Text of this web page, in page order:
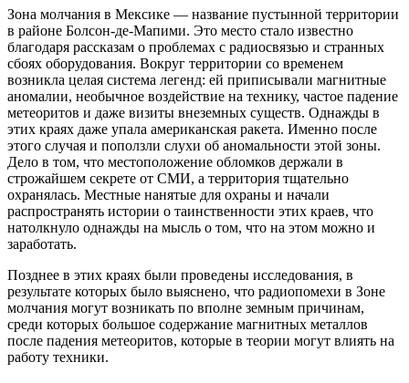
Зона молчания в Мексике — название пустынной территории
в районе Болсон-де-Мапими. Это место стало известно
благодаря рассказам о проблемах с радиосвязью и странных
сбоях оборудования. Вокруг территории со временем
возникла целая система легенд: ей приписывали магнитные
аномалии, необычное воздействие на технику, частое падение
метеоритов и даже визиты внеземных существ. Однажды в
этих краях даже упала американская ракета. Именно после
этого случая и поползли слухи об аномальности этой зоны.
Дело в том, что местоположение обломков держали в
строжайшем секрете от СМИ, а территория тщательно
охранялась. Местные нанятые для охраны и начали
распространять истории о таинственности этих краев, что
натолкнуло однажды на мысль о том, что на этом можно и
заработать.
Позднее в этих краях были проведены исследования, в
результате которых было выяснено, что радиопомехи в Зоне
молчания могут возникать по вполне земным причинам,
среди которых большое содержание магнитных металлов
после падения метеоритов, которые в теории могут влиять на
работу техники.